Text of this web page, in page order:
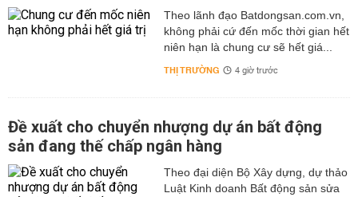
Theo lãnh đạo Batdongsan.com.vn,
không phải cứ đến mốc thời gian hết
niên hạn là chung cư sẽ hết giá...
THỊ TRƯỜNG 4 giờ trước
Đề xuất cho chuyển nhượng dự án bất động
sản đang thế chấp ngân hàng
Theo đại diện Bộ Xây dựng, dự thảo
Luật Kinh doanh Bất động sản sửa